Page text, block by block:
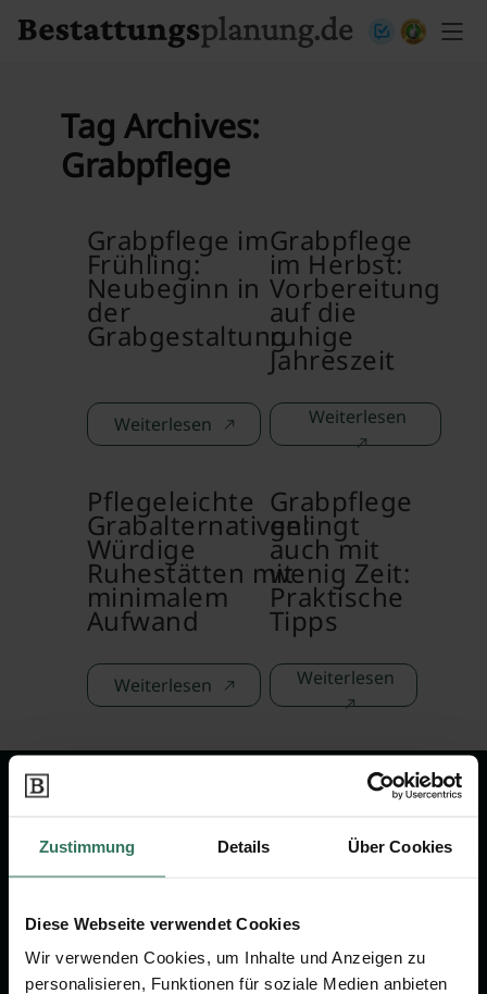
Zustimmung Details Über Cookies
Diese Webseite verwendet Cookies
Wir verwenden Cookies, um Inhalte und Anzeigen zu
personalisieren, Funktionen für soziale Medien anbieten
Tag Archives:
Grabpflege
Grabpflege im
Frühling:
Neubeginn in
der
Grabgestaltung
Weiterlesen
Grabpflege
im Herbst:
Vorbereitung
auf die
ruhige
Jahreszeit
Weiterlesen
Pflegeleichte
Grabalternativen:
Würdige
Ruhestätten mit
minimalem
Aufwand
Weiterlesen
Grabpflege
gelingt
auch mit
wenig Zeit:
Praktische
Tipps
Weiterlesen
Wir sind Ihr Ansprechpartner rund
um das Thema Bestattung &
Vorsorge.
Jetzt beraten lassen